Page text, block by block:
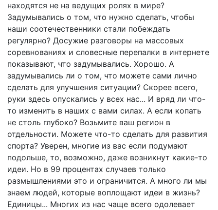
находятся не на ведущих ролях в мире?
Задумывались о том, что нужно сделать, чтобы
наши соотечественники стали побеждать
регулярно? Досужие разговоры на массовых
соревнованиях и словесные перепалки в интернете
показывают, что задумывались. Хорошо. А
задумывались ли о том, что можете сами лично
сделать для улучшения ситуации? Скорее всего,
руки здесь опускались у всех нас... И вряд ли что-
то изменить в наших с вами силах. А если копать
не столь глубоко? Возьмите ваш регион в
отдельности. Можете что-то сделать для развития
спорта? Уверен, многие из вас если подумают
подольше, то, возможно, даже возникнут какие-то
идеи. Но в 99 процентах случаев только
размышлениями это и ограничится. А много ли мы
знаем людей, которые воплощают идеи в жизнь?
Единицы... Многих из нас чаще всего одолевает